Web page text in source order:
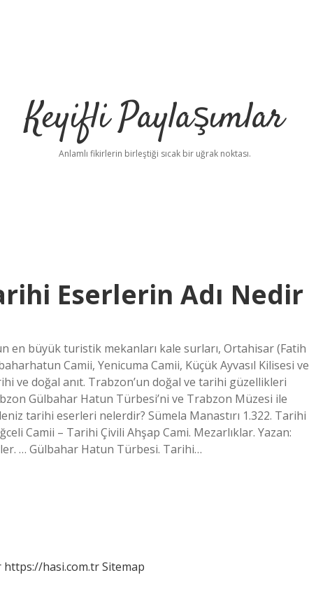
Keyifli Paylaşımlar
Anlamlı fikirlerin birleştiği sıcak bir uğrak noktası.
Eserlerin Adı Nedir
en büyük turistik mekanları kale surları, Ortahisar (Fatih
Camii, Yenicuma Camii, Küçük Ayvasıl Kilisesi ve
ve doğal anıt. Trabzon’un doğal ve tarihi güzellikleri
Gülbahar Hatun Türbesi’ni ve Trabzon Müzesi ile
tarihi eserleri nelerdir? Sümela Manastırı 1.322. Tarihi
Camii – Tarihi Çivili Ahşap Cami. Mezarlıklar. Yazan:
… Gülbahar Hatun Türbesi. Tarihi…
https://hasi.com.trSitemap